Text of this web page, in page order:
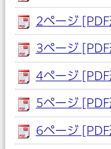
2ページ
3ページ
4ページ
5ページ
6ページ